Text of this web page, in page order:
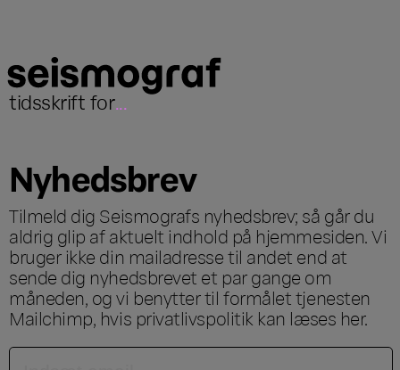
tidsskrift for...
Nyhedsbrev
Tilmeld dig Seismografs nyhedsbrev; så går du
aldrig glip af aktuelt indhold på hjemmesiden. Vi
bruger ikke din mailadresse til andet end at
sende dig nyhedsbrevet et par gange om
måneden, og vi benytter til formålet tjenesten
Mailchimp, hvis privatlivspolitik kan læses her.